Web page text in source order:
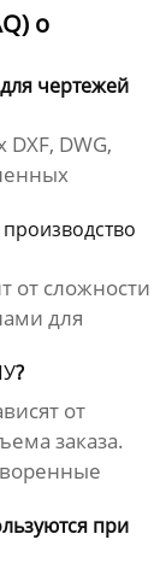
о
чертежей
DWG,
производство
от сложности
для
?
от
заказа.
при